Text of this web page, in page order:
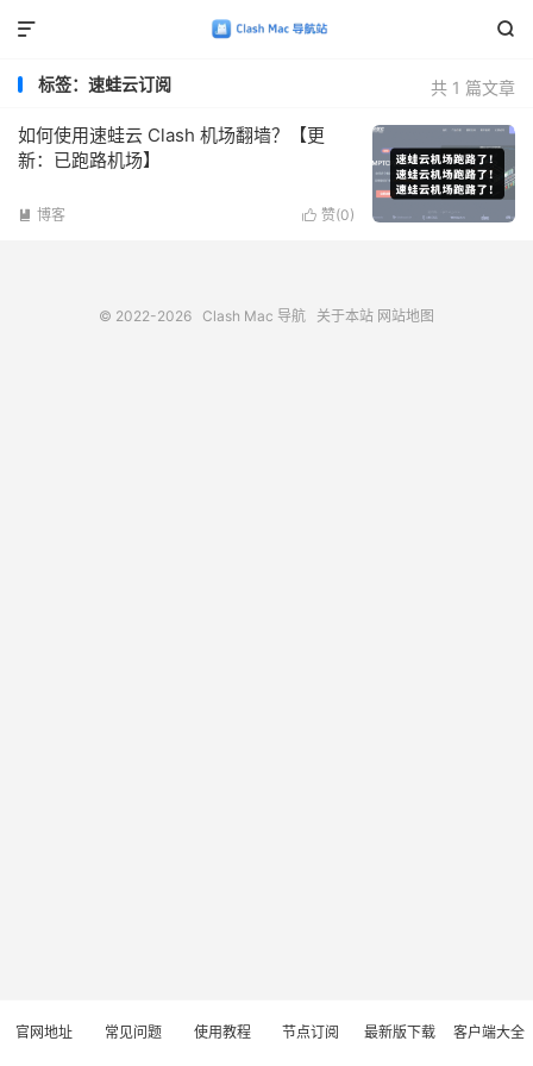


共 1 篇文章
标签：速蛙云订阅
如何使用速蛙云 Clash 机场翻墙？【更
新：已跑路机场】
 赞(0)
 博客
© 2022-2026 Clash Mac 导航 关于本站 网站地图
官网地址 常见问题 使用教程 节点订阅 最新版下载 客户端大全